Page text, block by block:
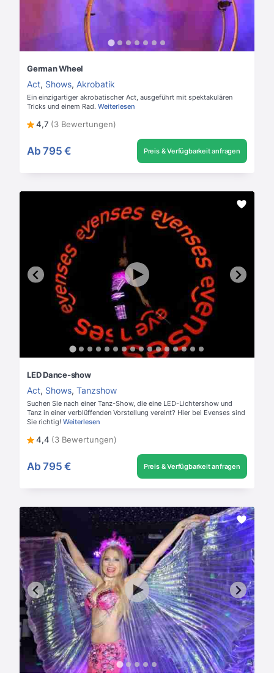
German Wheel
Act, Shows, Akrobatik
Ein einzigartiger akrobatischer Act, ausgeführt mit spektakulären
Tricks und einem Rad. Weiterlesen
4,7 (3 Bewertungen)
Ab 795 € Preis & Verfügbarkeit anfragen
LED Dance-show
Act, Shows, Tanzshow
Suchen Sie nach einer Tanz-Show, die eine LED-Lichtershow und
Tanz in einer verblüffenden Vorstellung vereint? Hier bei Evenses sind
Sie richtig! Weiterlesen
4,4 (3 Bewertungen)
Ab 795 € Preis & Verfügbarkeit anfragen